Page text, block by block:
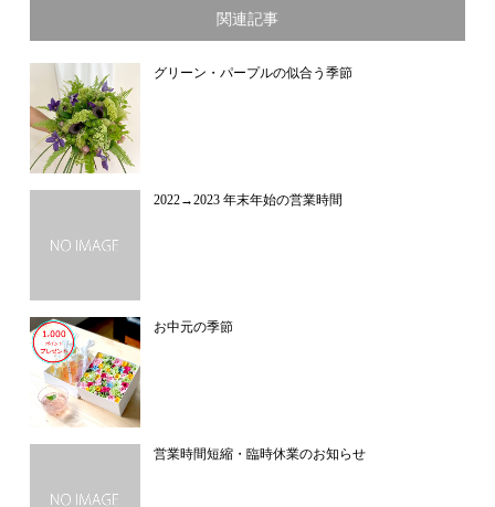
関連記事
グリーン・パープルの似合う季節
2022→2023 年末年始の営業時間
お中元の季節
営業時間短縮・臨時休業のお知らせ